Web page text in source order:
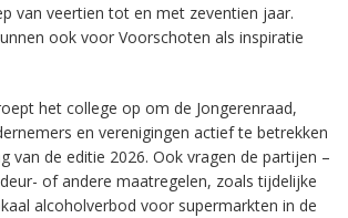
van veertien tot en met zeventien jaar.
ook voor Voorschoten als inspiratie
het college op om de Jongerenraad,
en verenigingen actief te betrekken
van de editie 2026. Ook vragen de partijen –
of andere maatregelen, zoals tijdelijke
alcoholverbod voor supermarkten in de